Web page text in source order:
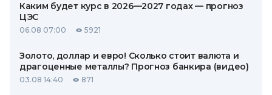
Каким будет курс в 2026—2027 годах — прогноз
ЦЭС
06.08 07:00 5921
Золото, доллар и евро! Сколько стоит валюта и
драгоценные металлы? Прогноз банкира (видео)
03.08 14:40 871